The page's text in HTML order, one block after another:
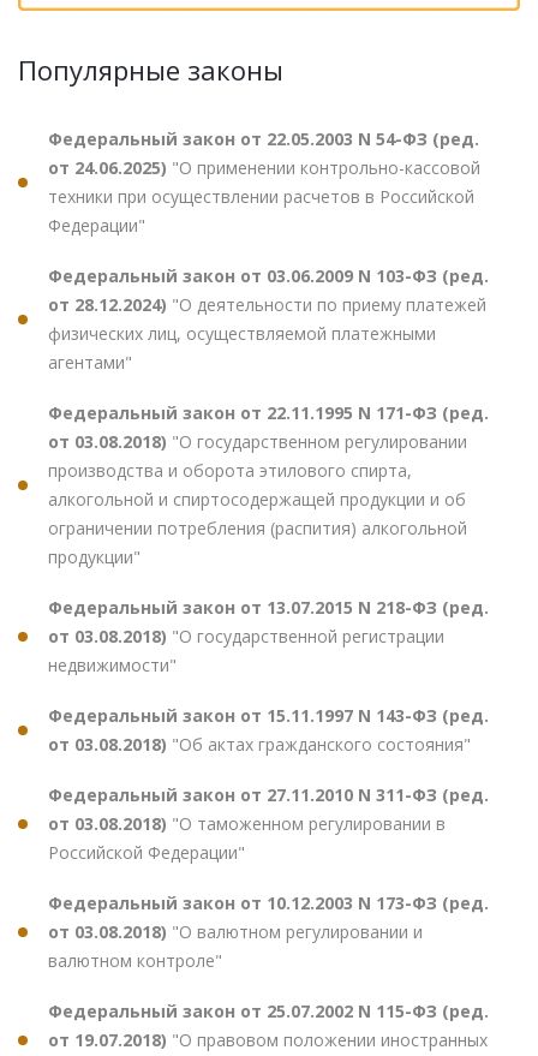
Популярные законы
Федеральный закон от 22.05.2003 N 54-ФЗ (ред.
от 24.06.2025) "О применении контрольно-кассовой
техники при осуществлении расчетов в Российской
Федерации"
Федеральный закон от 03.06.2009 N 103-ФЗ (ред.
от 28.12.2024) "О деятельности по приему платежей
физических лиц, осуществляемой платежными
агентами"
Федеральный закон от 22.11.1995 N 171-ФЗ (ред.
от 03.08.2018) "О государственном регулировании
производства и оборота этилового спирта,
алкогольной и спиртосодержащей продукции и об
ограничении потребления (распития) алкогольной
продукции"
Федеральный закон от 13.07.2015 N 218-ФЗ (ред.
от 03.08.2018) "О государственной регистрации
недвижимости"
Федеральный закон от 15.11.1997 N 143-ФЗ (ред.
от 03.08.2018) "Об актах гражданского состояния"
Федеральный закон от 27.11.2010 N 311-ФЗ (ред.
от 03.08.2018) "О таможенном регулировании в
Российской Федерации"
Федеральный закон от 10.12.2003 N 173-ФЗ (ред.
от 03.08.2018) "О валютном регулировании и
валютном контроле"
Федеральный закон от 25.07.2002 N 115-ФЗ (ред.
от 19.07.2018) "О правовом положении иностранных